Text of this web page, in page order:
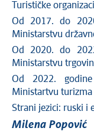
Turističke
Od 2017. do
Ministarstvu
Od 2020. do
Ministarstvu
Od 2022.
Ministartvu
Strani jezici: ruski i
Milena Popović